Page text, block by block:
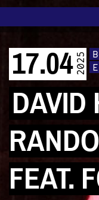
DAVID
FEAT.
17.042025